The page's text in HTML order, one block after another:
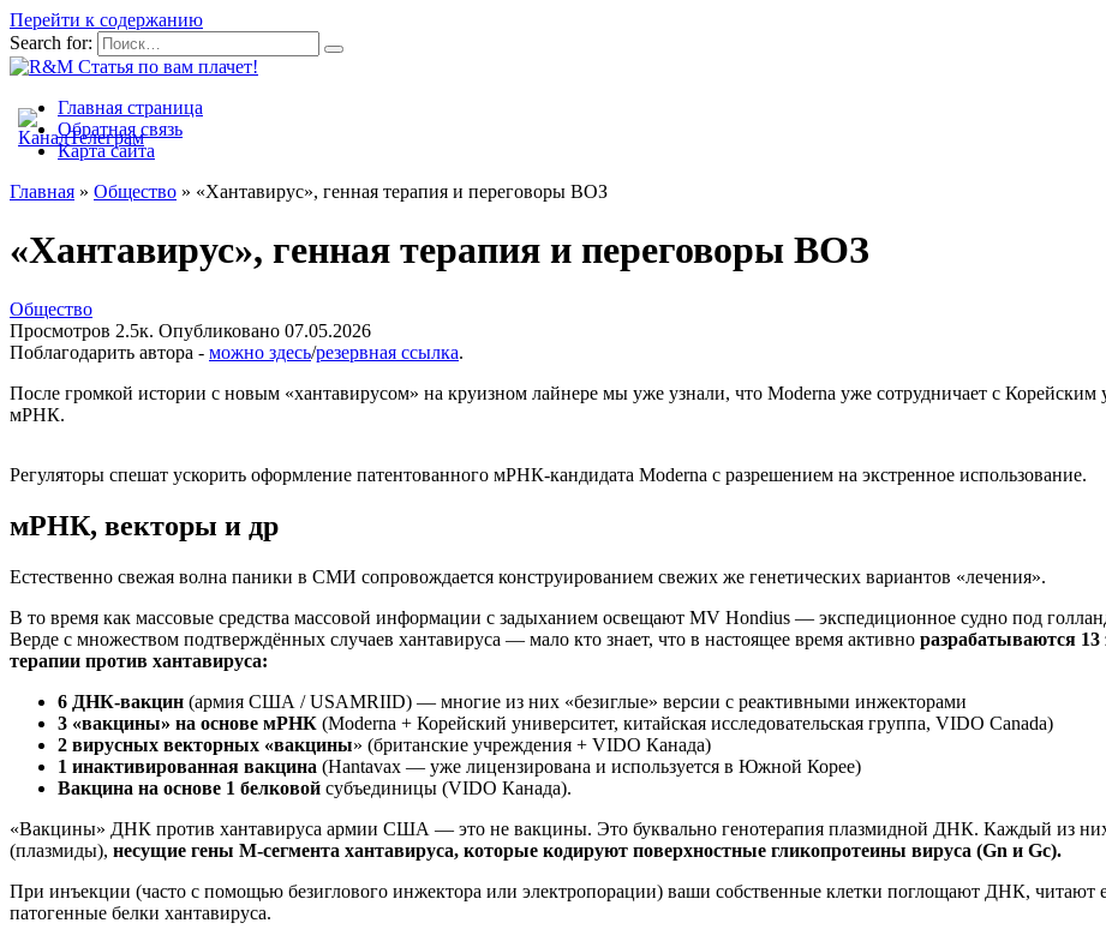
Перейти к содержанию
Search for:
Главная страница
Обратная связь
Карта сайта
Главная » Общество » «Хантавирус», генная терапия и переговоры ВОЗ
«Хантавирус», генная терапия и переговоры ВОЗ
Общество
Просмотров 2.5к. Опубликовано 07.05.2026
Поблагодарить автора - можно здесь/резервная ссылка.
После громкой истории с новым «хантавирусом» на круизном лайнере мы уже узнали, что Moderna уже сотрудничает с Корейским
мРНК.
Регуляторы спешат ускорить оформление патентованного мРНК-кандидата Moderna с разрешением на экстренное использование.
мРНК, векторы и др
Естественно свежая волна паники в СМИ сопровождается конструированием свежих же генетических вариантов «лечения».
В то время как массовые средства массовой информации с задыханием освещают MV Hondius — экспедиционное судно под
Верде с множеством подтверждённых случаев хантавируса — мало кто знает, что в настоящее время активно разрабатываются
терапии против хантавируса:
6 ДНК-вакцин (армия США / USAMRIID) — многие из них «безиглые» версии с реактивными инжекторами
3 «вакцины» на основе мРНК (Moderna + Корейский университет, китайская исследовательская группа, VIDO Canada)
2 вирусных векторных «вакцины» (британские учреждения + VIDO Канада)
1 инактивированная вакцина (Hantavax — уже лицензирована и используется в Южной Корее)
Вакцина на основе 1 белковой субъединицы (VIDO Канада).
«Вакцины» ДНК против хантавируса армии США — это не вакцины. Это буквально генотерапия плазмидной ДНК. Каждый из
(плазмиды), несущие гены M-сегмента хантавируса, которые кодируют поверхностные гликопротеины вируса (Gn и Gc).
При инъекции (часто с помощью безиглового инжектора или электропорации) ваши собственные клетки поглощают ДНК, читают
патогенные белки хантавируса.